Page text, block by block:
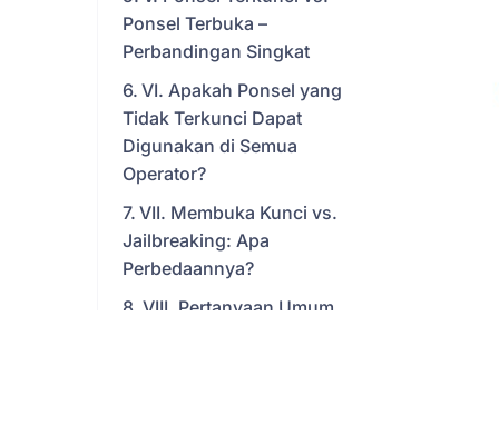
Ponsel Terbuka –
Perbandingan Singkat
VI. Apakah Ponsel yang
Tidak Terkunci Dapat
Digunakan di Semua
Operator?
VII. Membuka Kunci vs.
Jailbreaking: Apa
Perbedaannya?
VIII. Pertanyaan Umum